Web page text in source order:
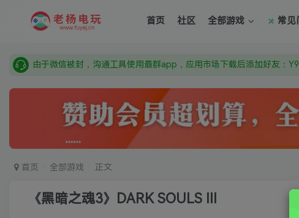
首页 社区 全部游戏 常见
本站资源来自网络搜集，如有侵权，请联系删除：fuyej@qq.com 附
需要什么游戏请联系客服，若链接失效请联系客服，百度网盘边上的
首页 全部游戏 正文
《黑暗之魂3》DARK SOULS III